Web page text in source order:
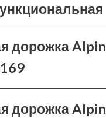
дорожка Alpin
дорожка Alpin